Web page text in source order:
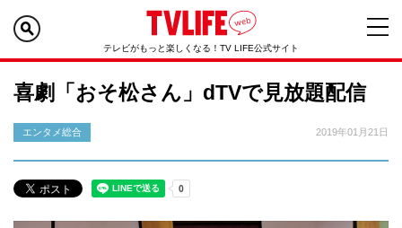
テレビがもっと楽しくなる！TV LIFE公式サイト
喜劇「おそ松さん」dTVで見放題配信
エンタメ総合 2019年01月21日